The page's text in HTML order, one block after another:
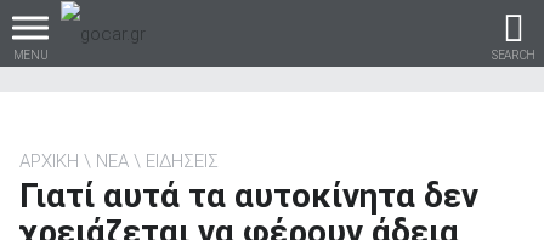
MENU SEARCH
Βρες τα πάντα για το
ΑΡΧΙΚΗ ΝΕΑ ΕΙΔΗΣΕΙΣ
Γιατί αυτά τα αυτοκίνητα δεν
χρειάζεται να φέρουν άδεια,